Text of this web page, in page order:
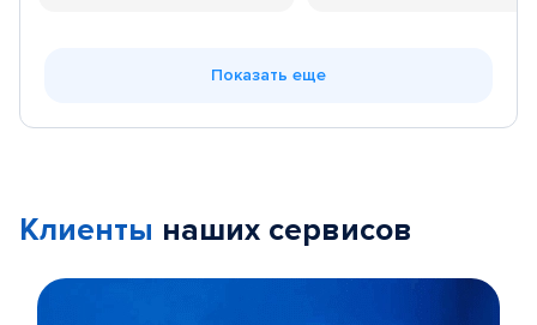
Показать еще
Клиенты наших сервисов